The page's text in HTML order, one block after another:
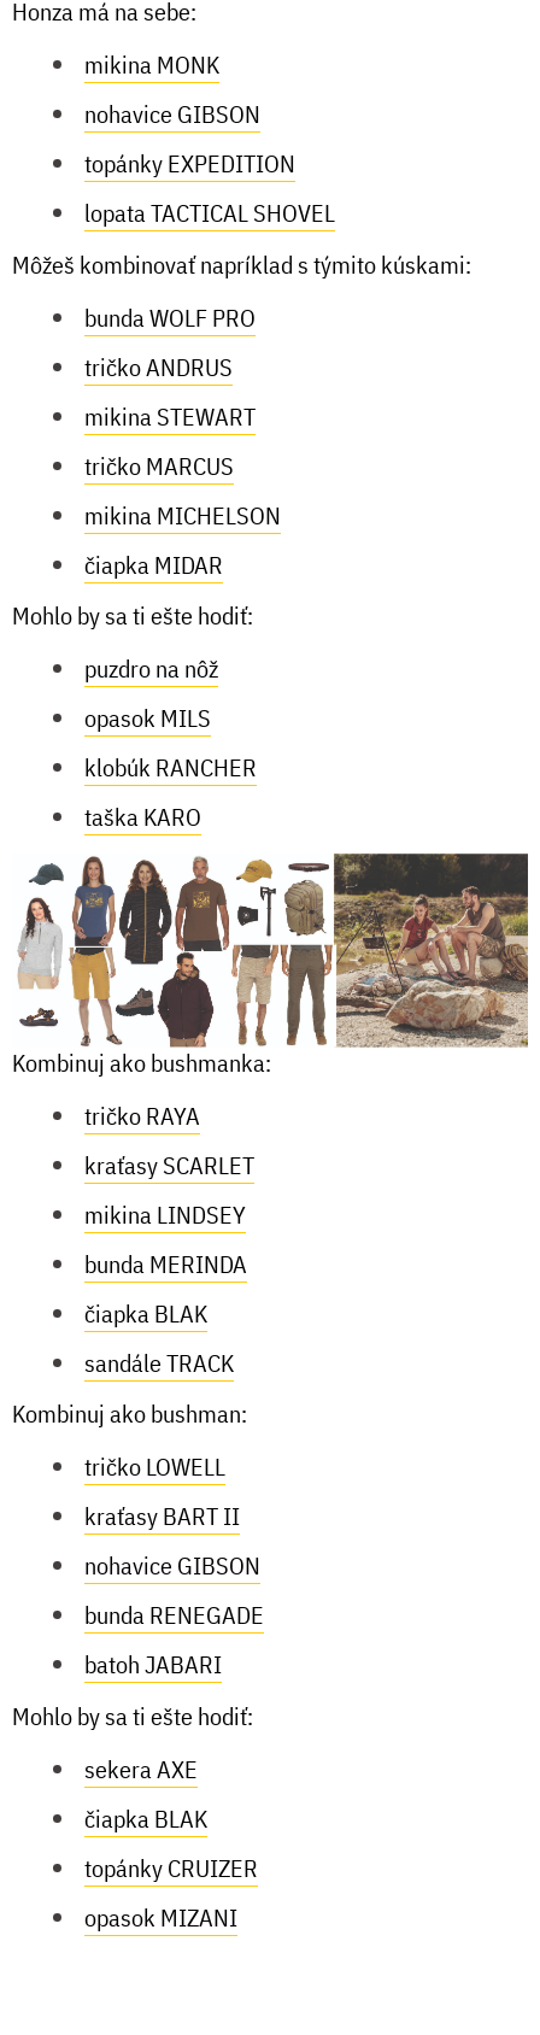
Honza má na sebe:
mikina MONK
nohavice GIBSON
topánky EXPEDITION
lopata TACTICAL SHOVEL
Môžeš kombinovať napríklad s týmito kúskami:
bunda WOLF PRO
tričko ANDRUS
mikina STEWART
tričko MARCUS
mikina MICHELSON
čiapka MIDAR
Mohlo by sa ti ešte hodiť:
puzdro na nôž
opasok MILS
klobúk RANCHER
taška KARO
Kombinuj ako bushmanka:
tričko RAYA
kraťasy SCARLET
mikina LINDSEY
bunda MERINDA
čiapka BLAK
sandále TRACK
Kombinuj ako bushman:
tričko LOWELL
kraťasy BART II
nohavice GIBSON
bunda RENEGADE
batoh JABARI
Mohlo by sa ti ešte hodiť:
sekera AXE
čiapka BLAK
topánky CRUIZER
opasok MIZANI